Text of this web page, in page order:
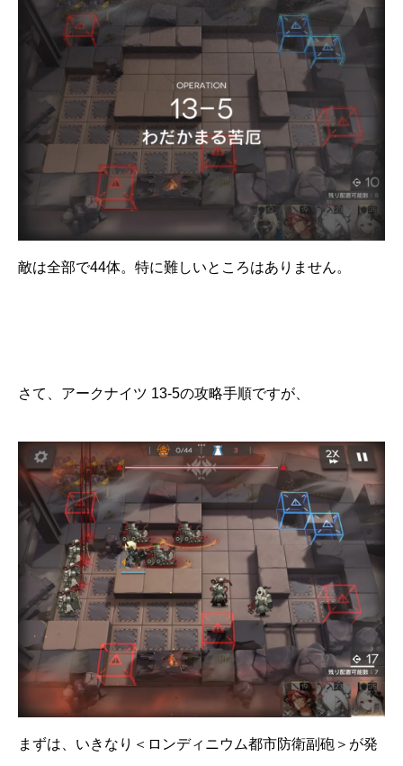
敵は全部で44体。特に難しいところはありません。
さて、アークナイツ 13-5の攻略手順ですが、
まずは、いきなり＜ロンディニウム都市防衛副砲＞が発